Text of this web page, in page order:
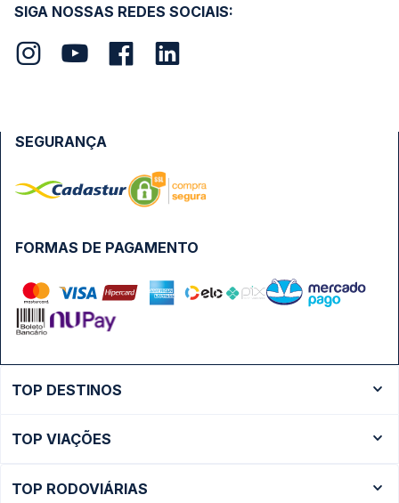
SIGA NOSSAS REDES SOCIAIS:
FORMAS DE PAGAMENTO
SEGURANÇA
TOP DESTINOS
Ônibus São Paulo
TOP VIAÇÕES
TOP RODOVIÁRIAS